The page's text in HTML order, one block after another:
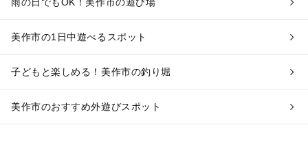
美作市の1日中遊べるスポット
子どもと楽しめる！美作市の釣り堀
美作市のおすすめ外遊びスポット